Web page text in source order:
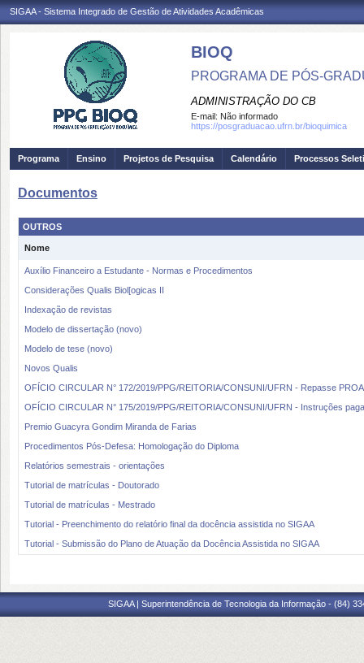
SIGAA - Sistema Integrado de Gestão de Atividades Acadêmicas
BIOQ
PROGRAMA DE PÓS-
ADMINISTRAÇÃO DO CB
E-mail: Não informado
https://posgraduacao.ufrn.br/bioquimica
Programa Ensino Projetos de Pesquisa Calendário Processos
Documentos
OUTROS
Nome
Auxílio Financeiro a Estudante - Normas e Procedimentos
Considerações Qualis Biol[ogicas II
Indexação de revistas
Modelo de dissertação (novo)
Modelo de tese (novo)
Novos Qualis
OFÍCIO CIRCULAR N° 172/2019/PPG/REITORIA/CONSUNI/UFRN - Repasse
OFÍCIO CIRCULAR N° 175/2019/PPG/REITORIA/CONSUNI/UFRN - Instruções
Premio Guacyra Gondim Miranda de Farias
Procedimentos Pós-Defesa: Homologação do Diploma
Relatórios semestrais - orientações
Tutorial de matrículas - Doutorado
Tutorial de matrículas - Mestrado
Tutorial - Preenchimento do relatório final da docência assistida no SIGAA
Tutorial - Submissão do Plano de Atuação da Docência Assistida no SIGAA
SIGAA | Superintendência de Tecnologia da Informação - (84)